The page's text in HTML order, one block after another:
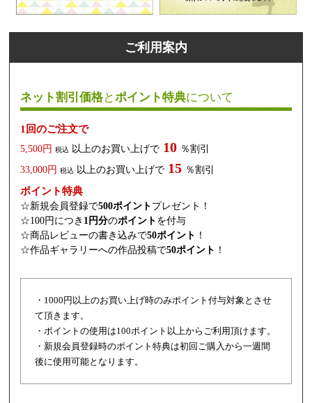
ご利用案内
ネット割引価格とポイント特典について
1回のご注文で
5,500円 税込 以上のお買い上げで 10 ％割引
33,000円 税込 以上のお買い上げで 15 ％割引
ポイント特典
☆新規会員登録で500ポイント プレゼント！
☆100円につき 1円分のポイント を付与
☆商品レビューの書き込みで50ポイント ！
☆作品ギャラリーへの作品投稿で50ポイント ！
・1000円以上のお買い上げ時のみポイント付与対象とさせ
て頂きます。
・ポイントの使用は100ポイント以上からご利用頂けます。
・新規会員登録時のポイント特典は初回ご購入から一週間
後に使用可能となります。